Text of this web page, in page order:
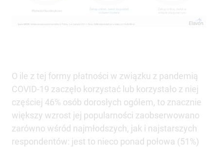
O ile z tej formy płatności w związku z pandemią
COVID-19 zaczęło korzystać lub korzystało z niej
częściej 46% osób dorosłych ogółem, to znacznie
większy wzrost jej popularności zaobserwowano
zarówno wśród najmłodszych, jak i najstarszych
respondentów: jest to nieco ponad połowa (51%)